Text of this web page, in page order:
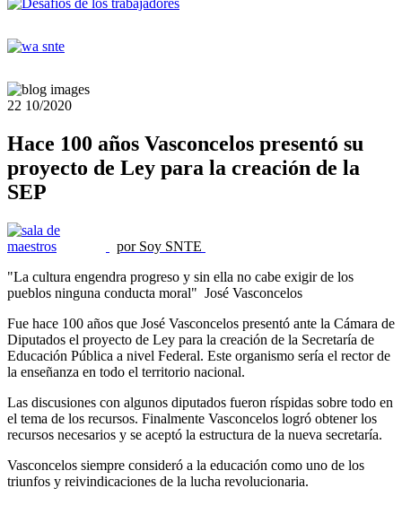
22 10/2020
Hace 100 años Vasconcelos presentó su
proyecto de Ley para la creación de la
SEP
por Soy SNTE
"La cultura engendra progreso y sin ella no cabe exigir de los
pueblos ninguna conducta moral" José Vasconcelos
Fue hace 100 años que José Vasconcelos presentó ante la Cámara de
Diputados el proyecto de Ley para la creación de la Secretaría de
Educación Pública a nivel Federal. Este organismo sería el rector de
la enseñanza en todo el territorio nacional.
Las discusiones con algunos diputados fueron ríspidas sobre todo en
el tema de los recursos. Finalmente Vasconcelos logró obtener los
recursos necesarios y se aceptó la estructura de la nueva secretaría.
Vasconcelos siempre consideró a la educación como uno de los
triunfos y reivindicaciones de la lucha revolucionaria.